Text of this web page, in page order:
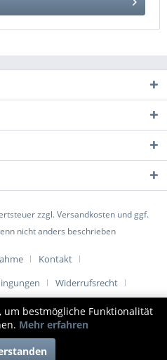
zzgl.Versandkosten und ggf.
nicht anders beschrieben
Kontakt
Widerrufsrecht
Impressum
tuer.de |
um bestmögliche Funktionalität
Mehr erfahren